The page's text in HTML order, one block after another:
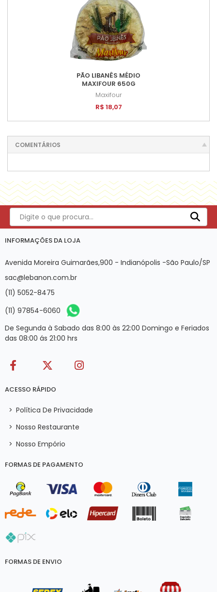
PÃO LIBANÊS MÉDIO
MAXIFOUR 650G
Maxifour
R$ 18,07
COMENTÁRIOS
INFORMAÇÕES DA LOJA
Avenida Moreira Guimarães,900 - Indianópolis -São Paulo/SP
sac@lebanon.com.br
(11) 5052-8475
(11) 97854-6060
De Segunda à Sabado das 8:00 às 22:00 Domingo e Feriados
das 08:00 ás 21:00 hrs
ACESSO RÁPIDO
> Política De Privacidade
> Nosso Restaurante
> Nosso Empório
FORMAS DE PAGAMENTO
FORMAS DE ENVIO